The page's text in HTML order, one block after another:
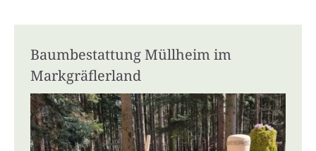
Baumbestattung Müllheim im
Markgräflerland